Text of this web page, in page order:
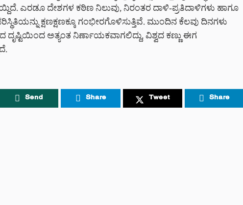
ಎರಡೂ ದೇಶಗಳ ಕಠಿಣ ನಿಲುವು, ನಿರಂತರ ದಾಳಿ-ಪ್ರತಿದಾಳಿಗಳು ಹಾಗೂ
ಕ್ಷಣಕ್ಷಣಕ್ಕೂ ಗಂಭೀರಗೊಳಿಸುತ್ತಿವೆ. ಮುಂದಿನ ಕೆಲವು ದಿನಗಳು
ಅತ್ಯಂತ ನಿರ್ಣಾಯಕವಾಗಲಿದ್ದು, ವಿಶ್ವದ ಕಣ್ಣು ಈಗ
Send Share Tweet Share